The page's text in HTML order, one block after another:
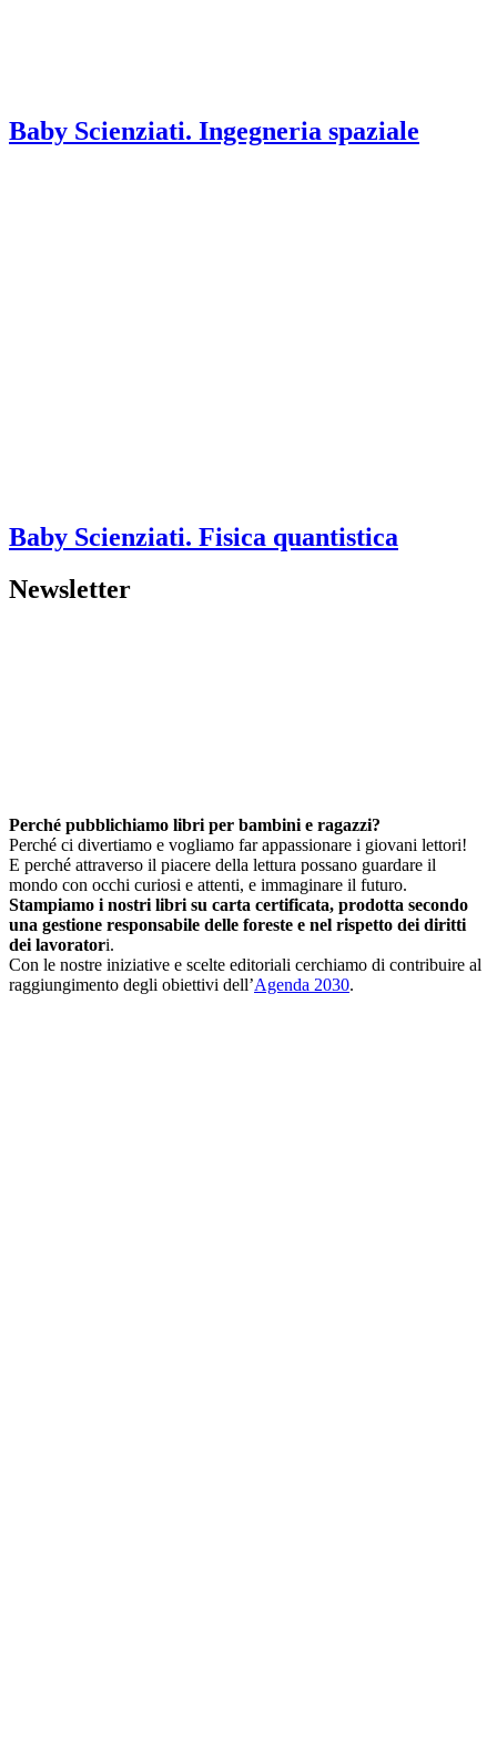
Baby Scienziati. Ingegneria spaziale
Baby Scienziati. Fisica quantistica
Newsletter
Perché pubblichiamo libri per bambini e ragazzi?
Perché ci divertiamo e vogliamo far appassionare i giovani lettori!
E perché attraverso il piacere della lettura possano guardare il
mondo con occhi curiosi e attenti, e immaginare il futuro.
Stampiamo i nostri libri su carta certificata, prodotta secondo
una gestione responsabile delle foreste e nel rispetto dei diritti
dei lavoratori.
Con le nostre iniziative e scelte editoriali cerchiamo di contribuire al
raggiungimento degli obiettivi dell’Agenda 2030.